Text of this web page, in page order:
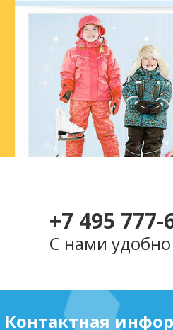
Разработка интернет-
+7 495 777-
С нами
Контактная